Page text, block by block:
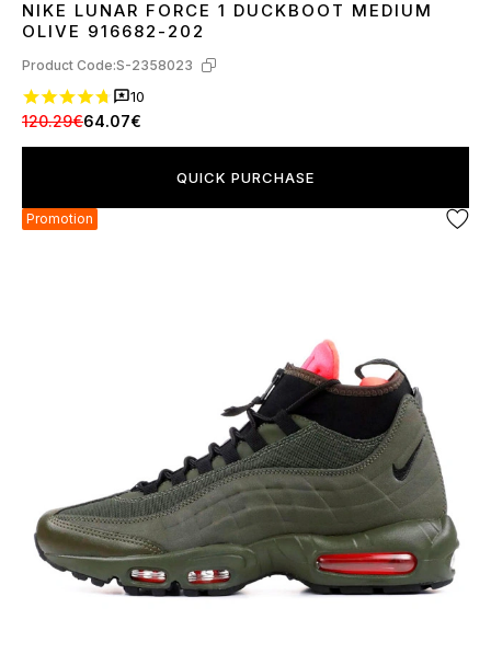
4244
NIKE LUNAR FORCE 1 DUCKBOOT MEDIUM
OLIVE 916682-202
Product Code:S-2358023
10
120.29€64.07€
QUICK PURCHASE
Promotion